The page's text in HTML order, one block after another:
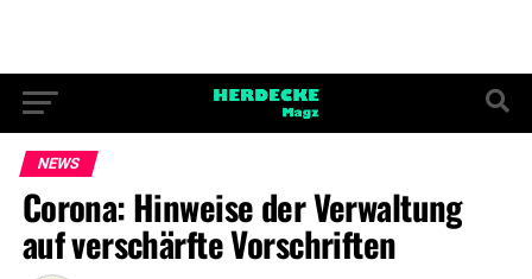
NEWS
Corona: Hinweise der Verwaltung
auf verschärfte Vorschriften